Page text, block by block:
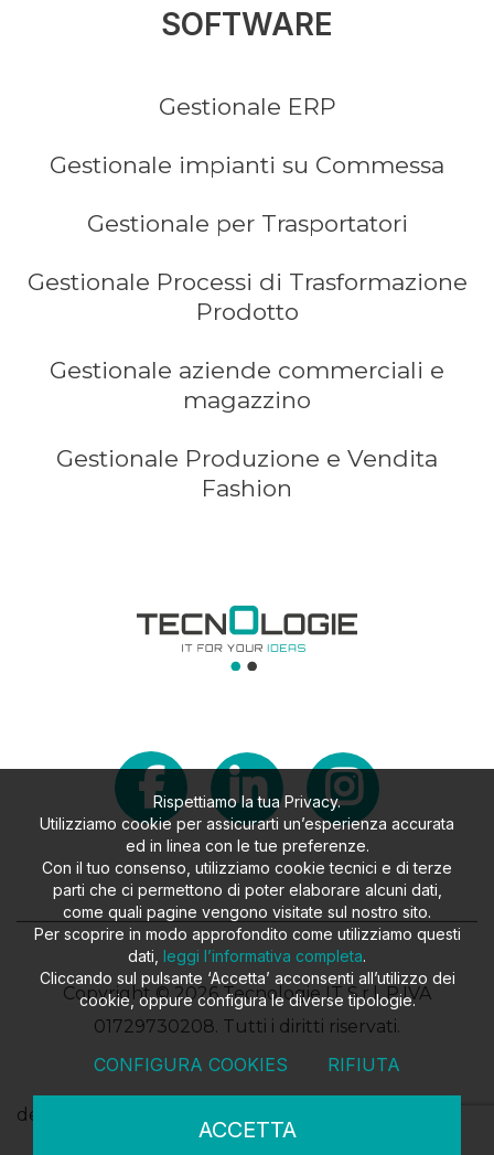
SOFTWARE
Gestionale ERP
Gestionale impianti su Commessa
Gestionale per Trasportatori
Gestionale Processi di Trasformazione
Prodotto
Gestionale aziende commerciali e
magazzino
Gestionale Produzione e Vendita
Fashion
Copyright © 2026 Tecnologie IT S.r.l. P.IVA
01729730208. Tutti i diritti riservati.
design
Rispettiamo la tua Privacy.
Utilizziamo cookie per assicurarti un’esperienza accurata
ed in linea con le tue preferenze.
Con il tuo consenso, utilizziamo cookie tecnici e di terze
parti che ci permettono di poter elaborare alcuni dati,
come quali pagine vengono visitate sul nostro sito.
Per scoprire in modo approfondito come utilizziamo questi
dati, leggi l’informativa completa.
Cliccando sul pulsante ‘Accetta’ acconsenti all’utilizzo dei
cookie, oppure configura le diverse tipologie.
CONFIGURA COOKIES RIFIUTA
ACCETTA